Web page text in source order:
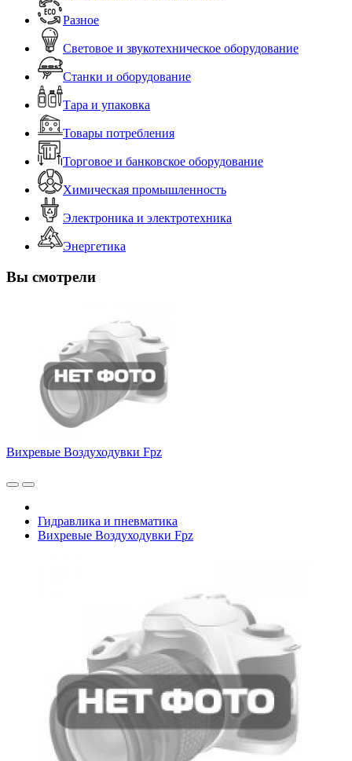
Разное
Световое и звукотехническое оборудование
Станки и оборудование
Тара и упаковка
Товары потребления
Торговое и банковское оборудование
Химическая промышленность
Электроника и электротехника
Энергетика
Вы смотрели
Вихревые Воздуходувки Fpz
Гидравлика и пневматика
Вихревые Воздуходувки Fpz